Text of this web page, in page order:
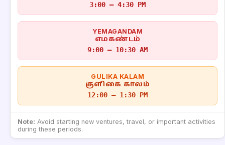
3:00 – 4:30 PM
YEMAGANDAM
எமகண்டம்
9:00 – 10:30 AM
GULIKA KALAM
குளிகை காலம்
12:00 – 1:30 PM
Note: Avoid starting new ventures, travel, or important activities
during these periods.